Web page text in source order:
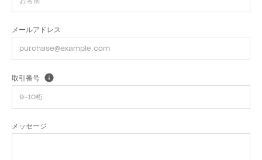
メールアドレス
取引番号
メッセージ